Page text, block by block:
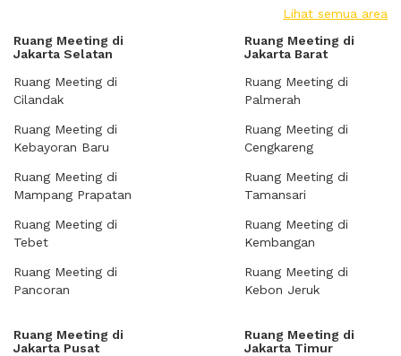
Lihat semua area
Ruang Meeting di
Jakarta Selatan
Ruang Meeting di
Cilandak
Ruang Meeting di
Kebayoran Baru
Ruang Meeting di
Mampang Prapatan
Ruang Meeting di
Tebet
Ruang Meeting di
Pancoran
Ruang Meeting di
Jakarta Barat
Ruang Meeting di
Palmerah
Ruang Meeting di
Cengkareng
Ruang Meeting di
Tamansari
Ruang Meeting di
Kembangan
Ruang Meeting di
Kebon Jeruk
Ruang Meeting di
Jakarta Pusat
Ruang Meeting di
Jakarta Timur